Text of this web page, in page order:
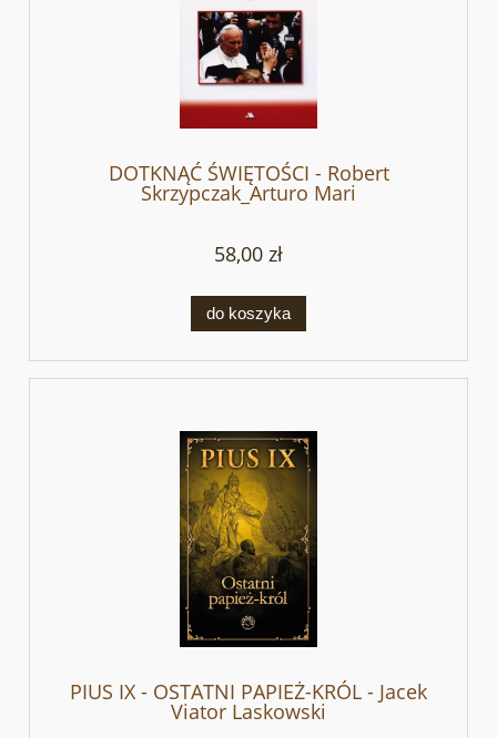
DOTKNĄĆ ŚWIĘTOŚCI - Robert
Skrzypczak_Arturo Mari
58,00 zł
do koszyka
PIUS IX - OSTATNI PAPIEŻ-KRÓL - Jacek
Viator Laskowski